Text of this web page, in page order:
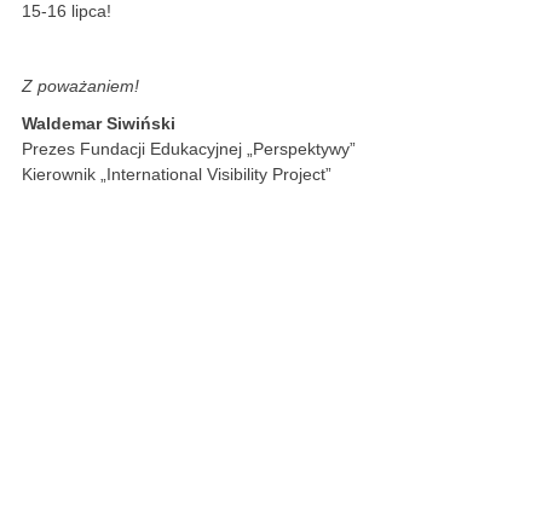
15-16 lipca!
Z poważaniem!
Waldemar Siwiński
Prezes Fundacji Edukacyjnej „Perspektywy”
Kierownik „International Visibility Project”